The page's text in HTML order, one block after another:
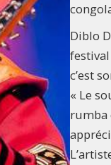
Diblo
c’est
« Le
rumba